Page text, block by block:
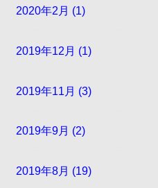
2020年2月 (1)
2019年12月 (1)
2019年11月 (3)
2019年9月 (2)
2019年8月 (19)